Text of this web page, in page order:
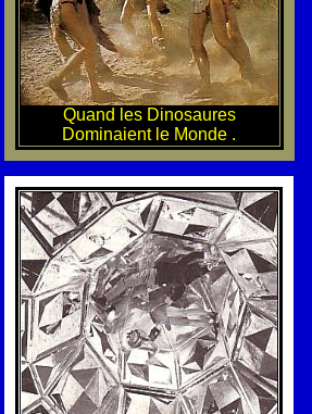
Quand les Dinosaures
Dominaient le Monde .